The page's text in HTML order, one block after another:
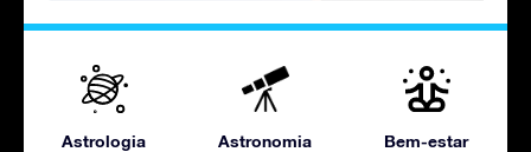
Astrologia Astronomia Bem-estar